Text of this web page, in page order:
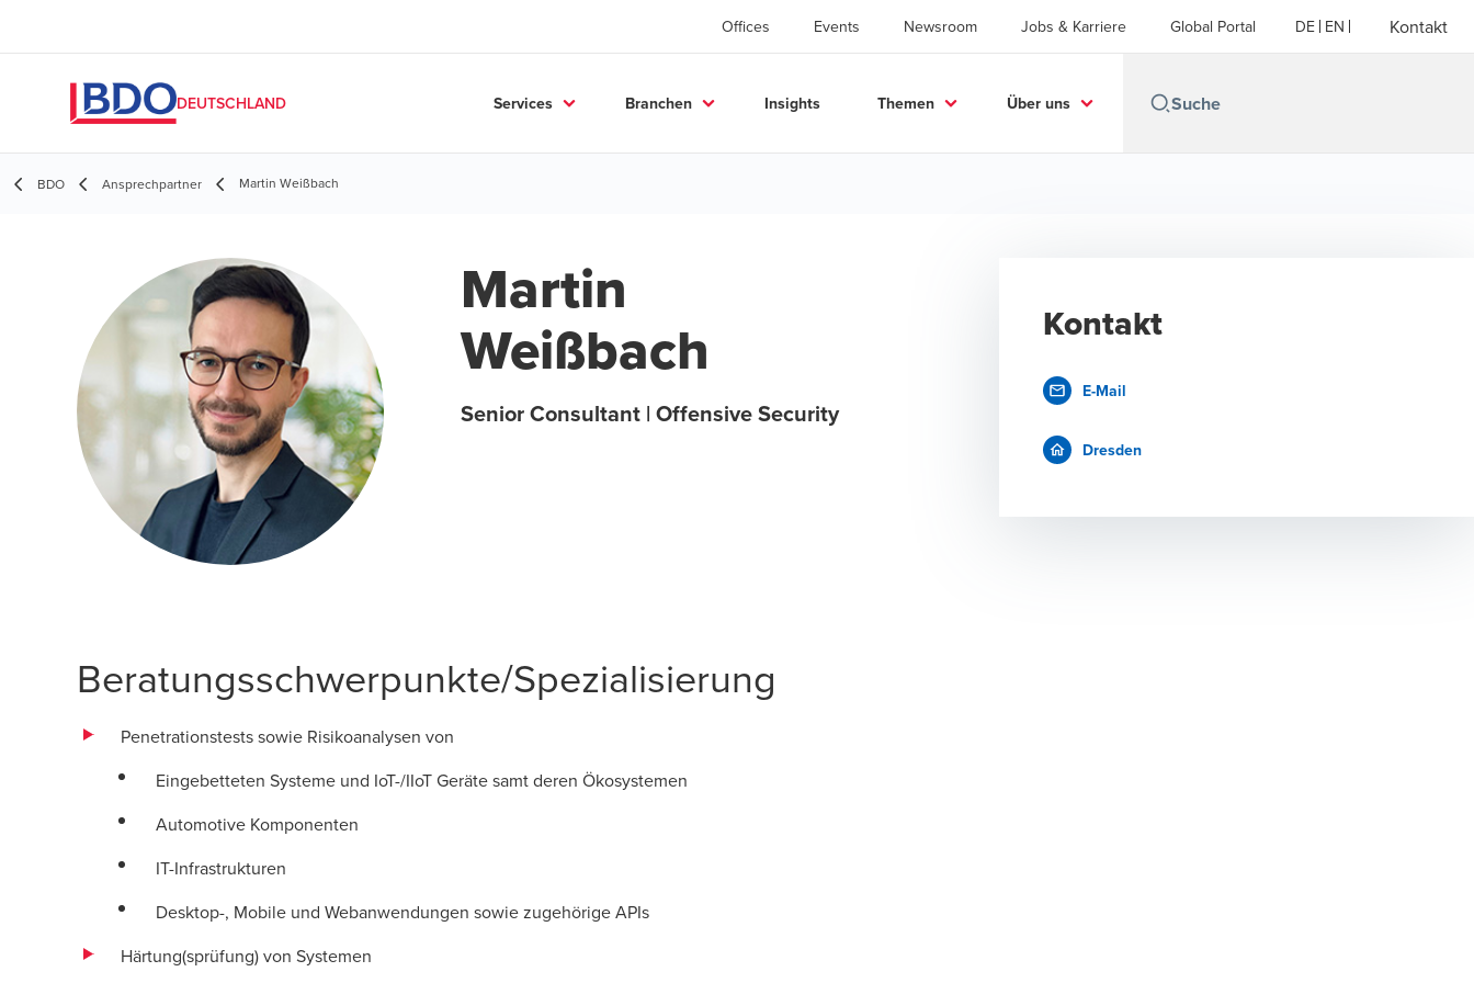
Offices Events Newsroom Jobs & Karriere Global Portal DE EN Kontakt
DEUTSCHLAND Services Branchen Insights Themen Über uns
BDO Ansprechpartner Martin Weißbach
Martin
Weißbach
Senior Consultant | Offensive Security
Beratungsschwerpunkte/Spezialisierung
Penetrationstests sowie Risikoanalysen von
Eingebetteten Systeme und IoT-/IIoT Geräte samt deren Ökosystemen
Automotive Komponenten
IT-Infrastrukturen
Desktop-, Mobile und Webanwendungen sowie zugehörige APIs
Härtung(sprüfung) von Systemen
Kontakt
E-Mail
Dresden